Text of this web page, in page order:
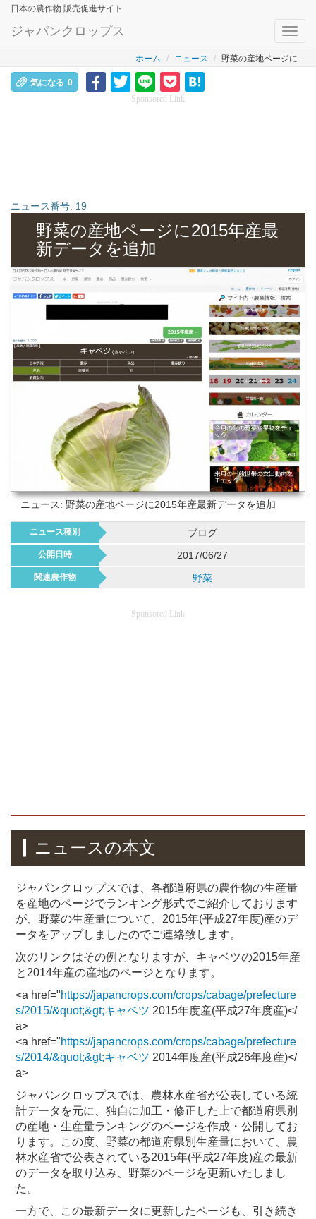
日本の農作物 販売促進サイト
ジャパンクロップス
ホーム ニュース 野菜の産地ページに...
気になる 0
Sponsored Link
ニュース番号: 19
野菜の産地ページに2015年産最
新データを追加
ニュース: 野菜の産地ページに2015年産最新データを追加
ニュース種別 ブログ
公開日時 2017/06/27
関連農作物 野菜
Sponsored Link
ニュースの本文
ジャパンクロップスでは、各都道府県の農作物の生産量
を産地のページでランキング形式でご紹介しております
が、野菜の生産量について、2015年(平成27年度)産のデ
ータをアップしましたのでご連絡致します。
次のリンクはその例となりますが、キャベツの2015年産
と2014年産の産地のページとなります。
<a href="https://japancrops.com/crops/cabage/prefecture
s/2015/&quot;&gt;キャベツ 2015年度産(平成27年度産)</
a>
<a href="https://japancrops.com/crops/cabage/prefecture
s/2014/&quot;&gt;キャベツ 2014年度産(平成26年度産)</
a>
ジャパンクロップスでは、農林水産省が公表している統
計データを元に、独自に加工・修正した上で都道府県別
の産地・生産量ランキングのページを作成・公開してお
ります。この度、野菜の都道府県別生産量において、農
林水産省で公表されている2015年(平成27年度)産の最新
のデータを取り込み、野菜のページを更新いたしまし
た。
一方で、この最新データに更新したページも、引き続き